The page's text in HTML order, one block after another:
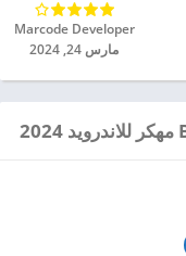
Marcode Developer‏
مارس 24, 2024